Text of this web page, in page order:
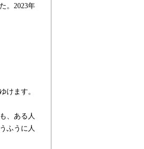
。2023年
けます。
、ある人
ふうに人